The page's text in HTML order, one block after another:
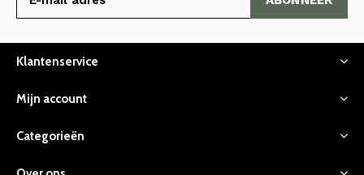
Klantenservice
Mijn account
Categorieën